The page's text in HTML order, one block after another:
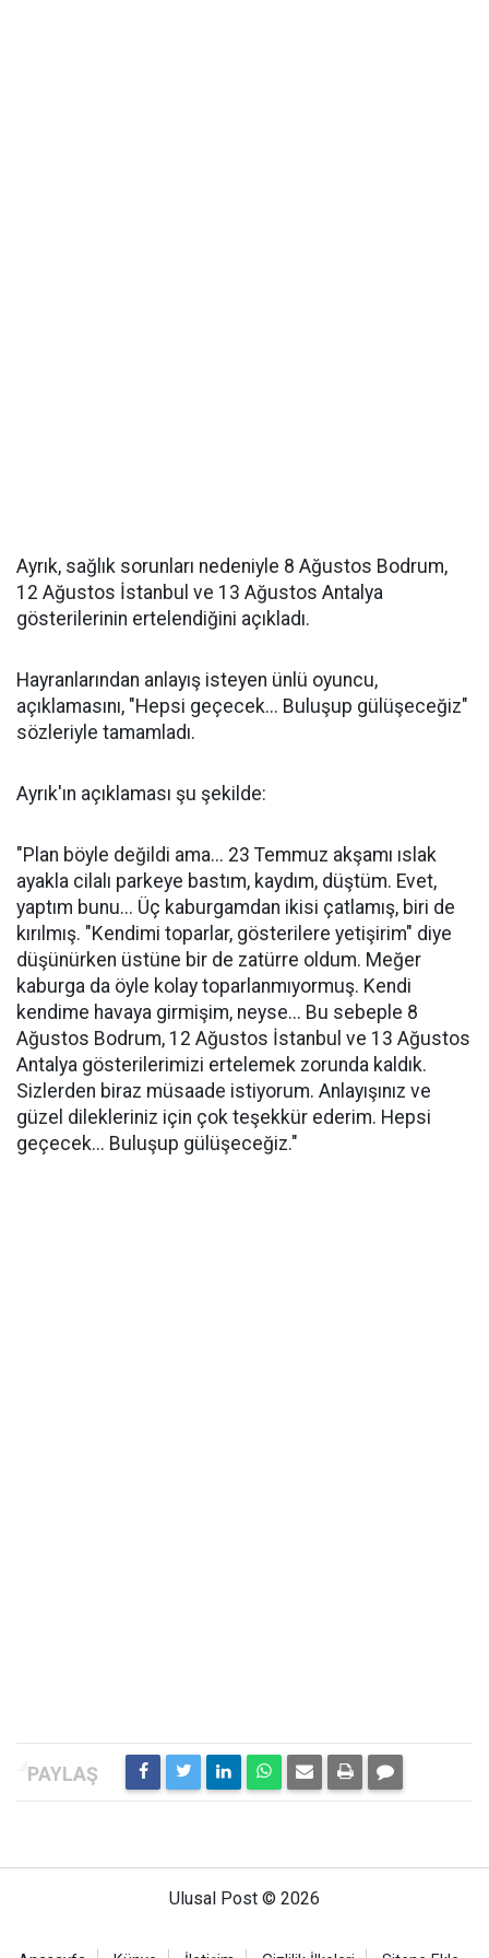
Ayrık, sağlık sorunları nedeniyle 8 Ağustos Bodrum,
12 Ağustos İstanbul ve 13 Ağustos Antalya
gösterilerinin ertelendiğini açıkladı.
Hayranlarından anlayış isteyen ünlü oyuncu,
açıklamasını, "Hepsi geçecek... Buluşup gülüşeceğiz"
sözleriyle tamamladı.
Ayrık'ın açıklaması şu şekilde:
"Plan böyle değildi ama... 23 Temmuz akşamı ıslak
ayakla cilalı parkeye bastım, kaydım, düştüm. Evet,
yaptım bunu... Üç kaburgamdan ikisi çatlamış, biri de
kırılmış. "Kendimi toparlar, gösterilere yetişirim" diye
düşünürken üstüne bir de zatürre oldum. Meğer
kaburga da öyle kolay toparlanmıyormuş. Kendi
kendime havaya girmişim, neyse... Bu sebeple 8
Ağustos Bodrum, 12 Ağustos İstanbul ve 13 Ağustos
Antalya gösterilerimizi ertelemek zorunda kaldık.
Sizlerden biraz müsaade istiyorum. Anlayışınız ve
güzel dilekleriniz için çok teşekkür ederim. Hepsi
geçecek... Buluşup gülüşeceğiz."
Ulusal Post © 2026